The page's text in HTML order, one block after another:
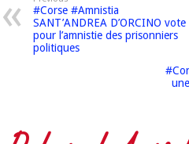
#Corse #Amnistia
SANT’ANDREA D’ORCINO vote
pour l’amnistie des prisonniers
politiques